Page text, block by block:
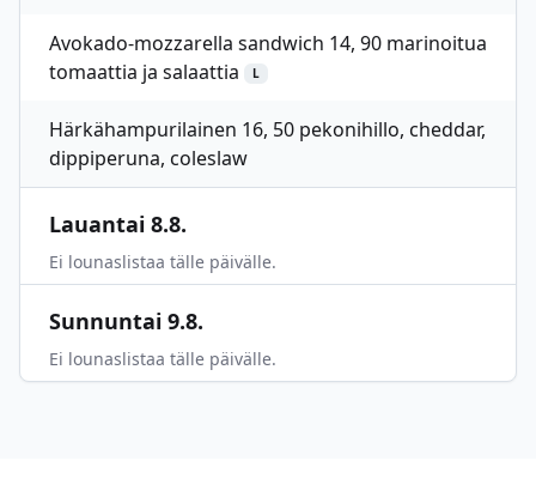
Avokado-mozzarella sandwich 14, 90 marinoitua
tomaattia ja salaattia
L
Härkähampurilainen 16, 50 pekonihillo, cheddar,
dippiperuna, coleslaw
Lauantai 8.8.
Ei lounaslistaa tälle päivälle.
Sunnuntai 9.8.
Ei lounaslistaa tälle päivälle.